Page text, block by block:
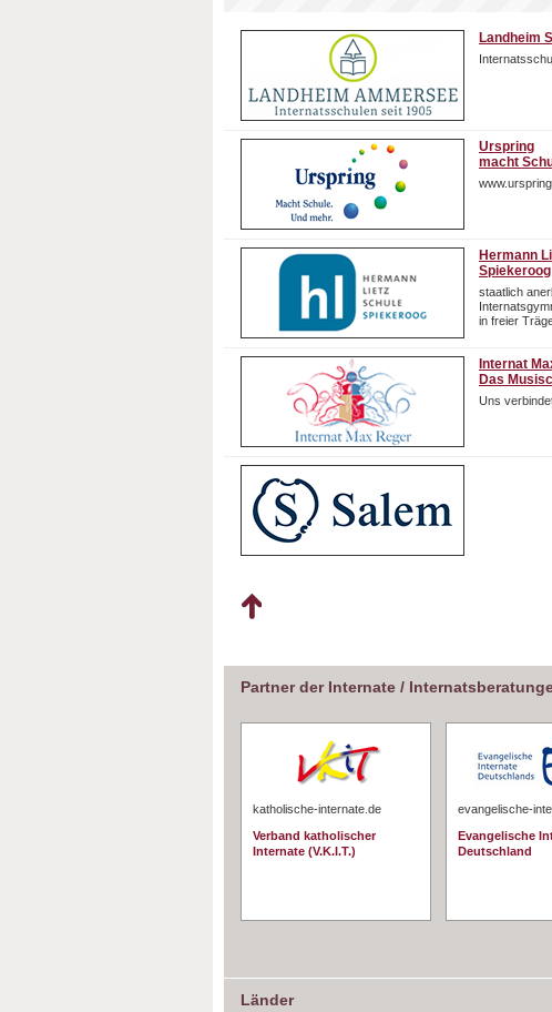
Landheim
Urspring
macht
Hermann
Spiekeroog
staatlich
in freier
Internat
Das
Uns
Partner der Internate /
katholische-internate.de
Verband katholischer
Internate (V.K.I.T.)
evangelische-
Evangelische
Deutschland
Länder